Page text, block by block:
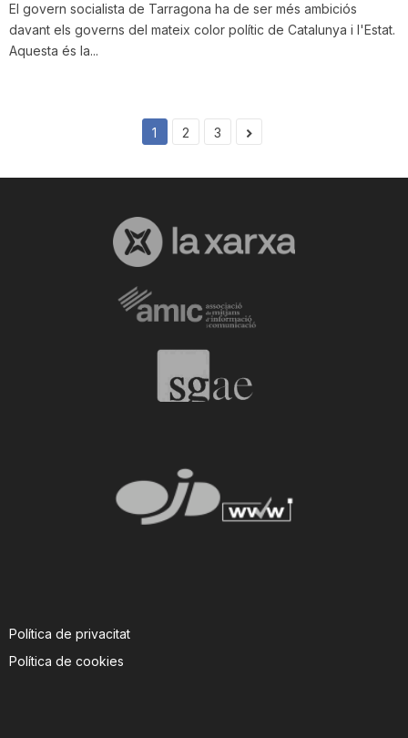
El govern socialista de Tarragona ha de ser més ambiciós
davant els governs del mateix color polític de Catalunya i l'Estat.
Aquesta és la...
1 2 3
Política de privacitat
Política de cookies